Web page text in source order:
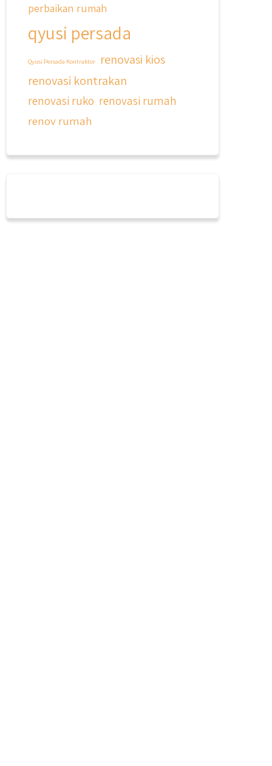
@qyusipersada
Dalah satu hasil karya Qyusi
persada, merenovasi rumah biasa
jadi rumah mewah dengan budget
hasilnya...
#jasabangunrumahjakarta
#jasarenovasirumahjakarta
#kontraktorbangunanrumah
#jasarenovasirumahbekasi
perbaikan rumah
qyusi persada
Qyusi Persada Kontraktor
renovasi kios
renovasi kontrakan
renovasi ruko renovasi rumah
renov rumah